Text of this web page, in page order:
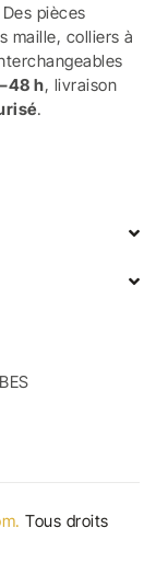
pièces
maille, colliers à
h, livraison
.
Tous droits